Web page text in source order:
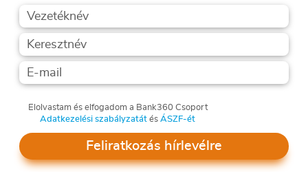
Elolvastam és elfogadom a Bank360 Csoport
Adatkezelési szabályzatátés ÁSZF-ét
Feliratkozás hírlevélre